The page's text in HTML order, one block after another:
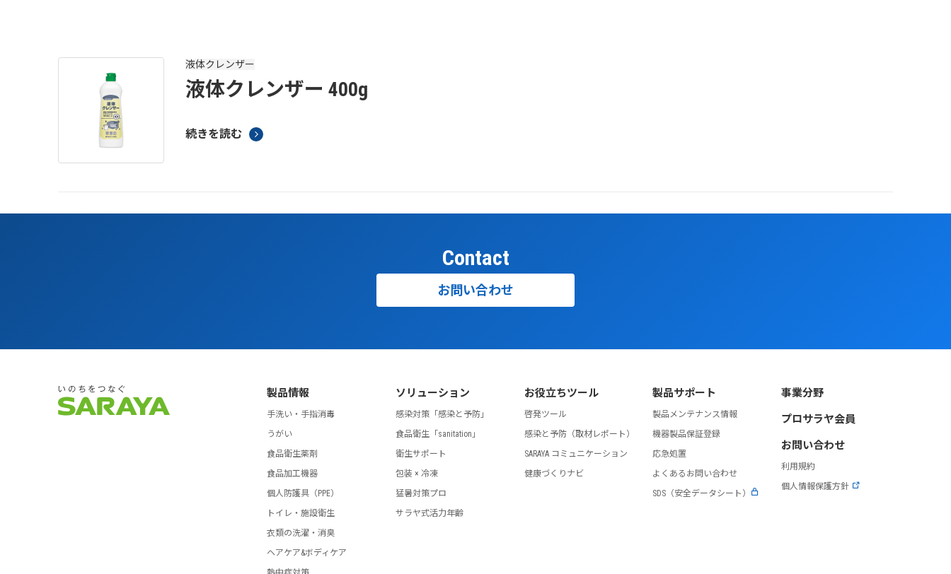
液体クレンザー
液体クレンザー 400g
続きを読む
Contact
お問い合わせ
製品情報
手洗い・手指消毒
うがい
食品衛生薬剤
食品加工機器
個人防護具（PPE）
トイレ・施設衛生
衣類の洗濯・消臭
ヘアケア&ボディケア
ソリューション
感染対策「感染と予防」
食品衛生「sanitation」
衛生サポート
包装 × 冷凍
猛暑対策プロ
サラヤ式活力年齢
お役立ちツール
啓発ツール
感染と予防（取材レポート）
SARAYA コミュニケーション
健康づくりナビ
製品サポート
製品メンテナンス情報
機器製品保証登録
応急処置
よくあるお問い合わせ
SDS（安全データシート）
事業分野
プロサラヤ会員
お問い合わせ
利用規約
個人情報保護方針